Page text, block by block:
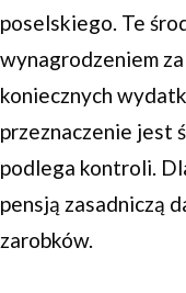
poselskiego. Te
wynagrodzeniem
koniecznych
przeznaczenie jest
podlega kontroli.
pensją zasadniczą
zarobków.